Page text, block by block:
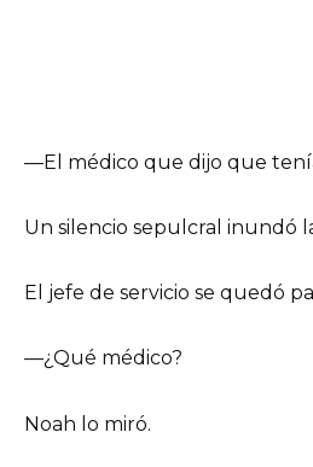
—El médico que dijo que
Un silencio sepulcral inundó
El jefe de servicio se quedó
—¿Qué médico?
Noah lo miró.